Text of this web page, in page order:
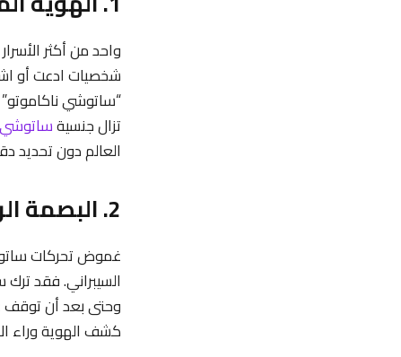
واحد من أكثر
شخصيات ادعت أو
“ساتوشي
تزال جنسيةساتوشي
العالم دون تحديد
2. البصمة الرقمية واختفاء الأثر
غموض تحركات
السيبراني. فقد
كشف الهوية وراء